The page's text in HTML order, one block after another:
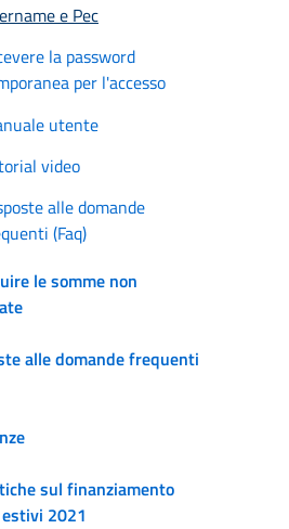
e Pec
la password
per l'accesso
utente
video
alle domande
(Faq)
le somme non
alle domande frequenti
sul finanziamento
2021